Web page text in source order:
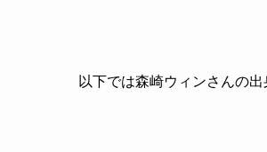
以下では森崎ウィンさんの